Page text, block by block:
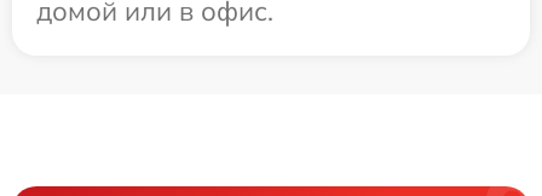
домой или в офис.